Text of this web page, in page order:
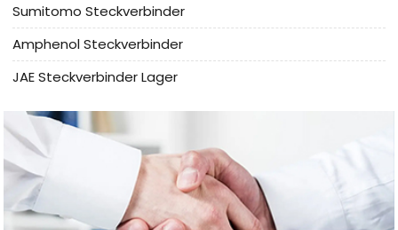
Sumitomo Steckverbinder
Amphenol Steckverbinder
JAE Steckverbinder Lager